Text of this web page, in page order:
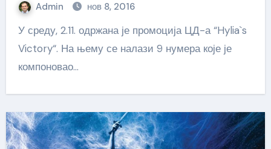
Admin нов 8, 2016
У среду, 2.11. одржана је промоција ЦД-а “Hylia`s
Victory“. На њему се налази 9 нумера које је
компоновао…